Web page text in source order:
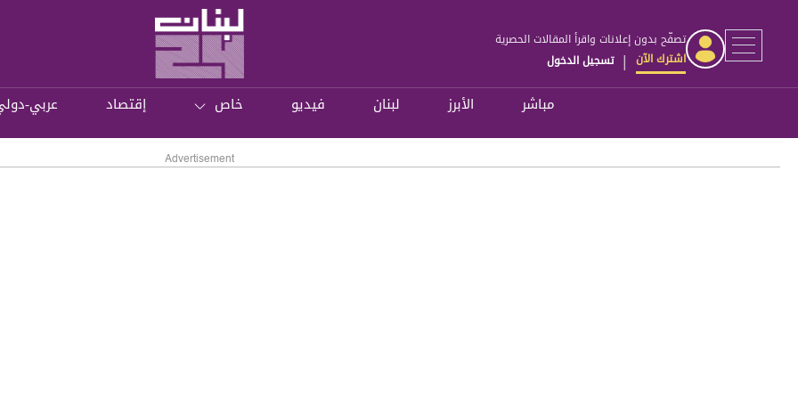
تصفّح بدون إعلانات واقرأ المقالات الحصرية
اشترك الآن | تسجيل الدخول
مباشر الأبرز لبنان فيديو خاص إقتصاد عربي-
Advertisement